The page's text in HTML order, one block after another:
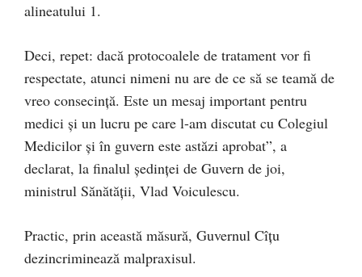
alineatului 1.
Deci, repet: dacă protocoalele de tratament vor fi
respectate, atunci nimeni nu are de ce să se teamă de
vreo consecință. Este un mesaj important pentru
medici și un lucru pe care l-am discutat cu Colegiul
Medicilor și în guvern este astăzi aprobat”, a
declarat, la finalul ședinței de Guvern de joi,
ministrul Sănătății, Vlad Voiculescu.
Practic, prin această măsură, Guvernul Cîțu
dezincriminează malpraxisul.